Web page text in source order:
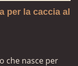
per la caccia al
che nasce per